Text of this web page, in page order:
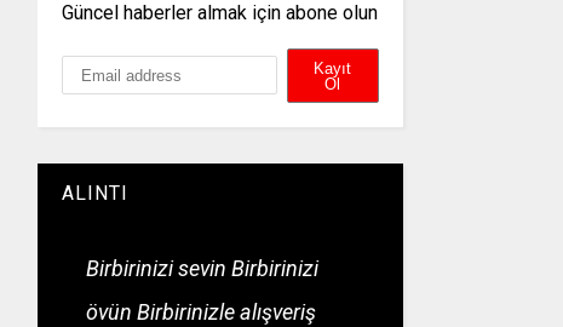
Güncel haberler almak için abone olun
ALINTI
Birbirinizi sevin Birbirinizi
övün Birbirinizle alışveriş